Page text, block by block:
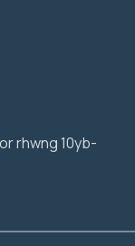
rhwng 10yb-